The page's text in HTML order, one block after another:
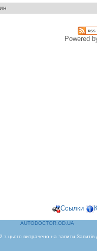
Powered
Ссылки
AUTODOCTOR.OD.UA
з цього витрачено на